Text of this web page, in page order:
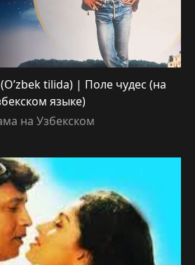
tilida) | Поле чудес (на
языке)
на Узбекском